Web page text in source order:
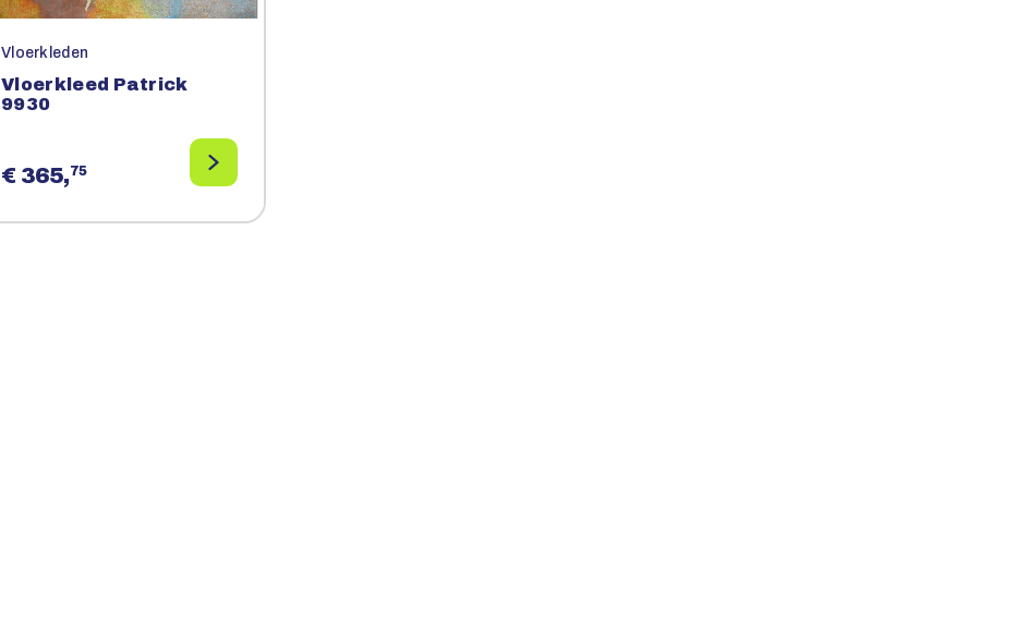
Vloerkleden
Vloerkleed Patrick
9930
€ 365,75